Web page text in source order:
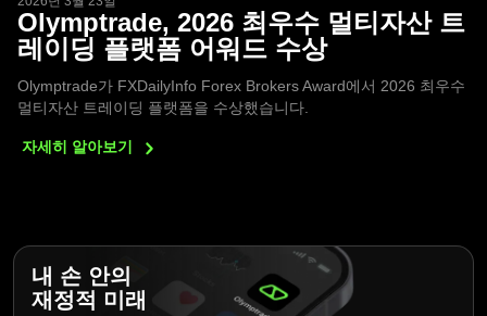
Olymptrade, 2026 최우수 멀티자산 트
레이딩 플랫폼 어워드 수상
Olymptrade가 FXDailyInfo Forex Brokers Award에서 2026 최우수
멀티자산 트레이딩 플랫폼을 수상했습니다.
자세히 알아보기
내 손 안의
재정적 미래